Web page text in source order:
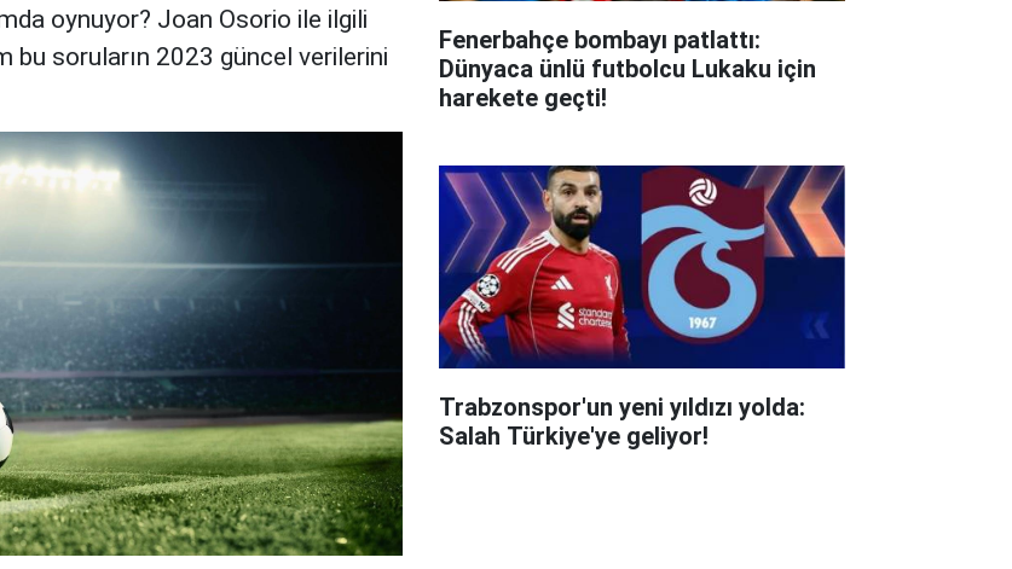
oynuyor? Joan Osorio ile ilgili
bu soruların 2023 güncel verilerini
Fenerbahçe bombayı patlattı:
Dünyaca ünlü futbolcu Lukaku için
harekete geçti!
Trabzonspor'un yeni yıldızı yolda:
Salah Türkiye'ye geliyor!